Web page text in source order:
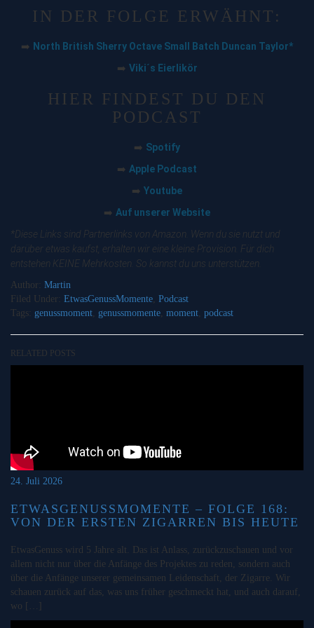
IN DER FOLGE ERWÄHNT:
➡️ North British Sherry Octave Small Batch Duncan Taylor*
➡️ Viki´s Eierlikör
HIER FINDEST DU DEN
PODCAST
➡️ Spotify
➡️ Apple Podcast
➡️ Youtube
➡️ Auf unserer Website
*Diese Links sind Partnerlinks von Amazon. Wenn du sie nutzt und
darüber etwas kaufst, erhalten wir eine kleine Provision. Für dich
entstehen KEINE Mehrkosten. So kannst du uns unterstützen.
Author: Martin
Filed Under: EtwasGenussMomente Podcast
Tags: genussmoment genussmomente moment podcast
RELATED POSTS
24. Juli 2026
ETWASGENUSSMOMENTE – FOLGE 168:
VON DER ERSTEN ZIGARREN BIS HEUTE
EtwasGenuss wird 5 Jahre alt. Das ist Anlass, zurückzuschauen und vor
allem nicht nur über die Anfänge des Projektes zu reden, sondern auch
über die Anfänge unserer gemeinsamen Leidenschaft, der Zigarre. Wir
schauen zurück auf das, was uns früher geschmeckt hat, und auch darauf,
wo […]